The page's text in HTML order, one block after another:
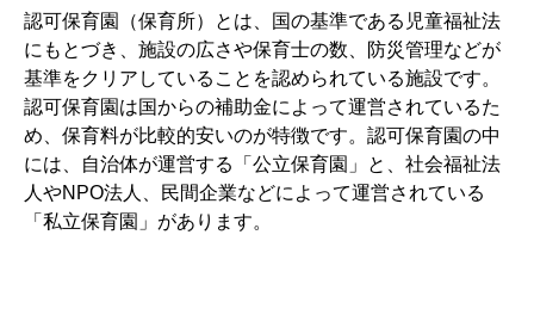
認可保育園（保育所）とは、国の基準である児童福祉法
にもとづき、施設の広さや保育士の数、防災管理などが
基準をクリアしていることを認められている施設です。
認可保育園は国からの補助金によって運営されているた
め、保育料が比較的安いのが特徴です。認可保育園の中
には、自治体が運営する「公立保育園」と、社会福祉法
人やNPO法人、民間企業などによって運営されている
「私立保育園」があります。